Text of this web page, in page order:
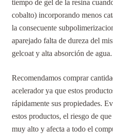
tiempo de gel de la resina
cobalto) incorporando menos
la consecuente
aparejado falta de dureza del
gelcoat y alta absorción de agua.
Recomendamos comprar
acelerador ya que estos
rápidamente sus propiedades.
estos productos, el riesgo de
muy alto y afecta a todo el